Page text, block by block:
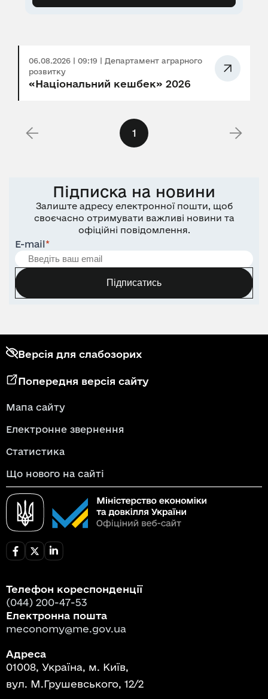
06.08.2026 | 09:19 | Департамент аграрного
розвитку
«Національний кешбек» 2026
1
Підписка на новини
Залиште адресу електронної пошти, щоб
своєчасно отримувати важливі новини та
офіційні повідомлення.
E-mail*
Підписатись
Версія для слабозорих
Попередня версія сайту
Мапа сайту
Електронне звернення
Статистика
Що нового на сайті
Телефон кореспонденції
(044) 200-47-53
Електронна пошта
meconomy@me.gov.ua
Адреса
01008, Україна, м. Київ,
вул. М.Грушевського, 12/2